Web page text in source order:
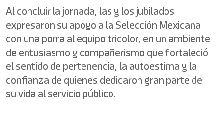
Al concluir la jornada, las y los jubilados
expresaron su apoyo a la Selección Mexicana
con una porra al equipo tricolor, en un ambiente
de entusiasmo y compañerismo que fortaleció
el sentido de pertenencia, la autoestima y la
confianza de quienes dedicaron gran parte de
su vida al servicio público.